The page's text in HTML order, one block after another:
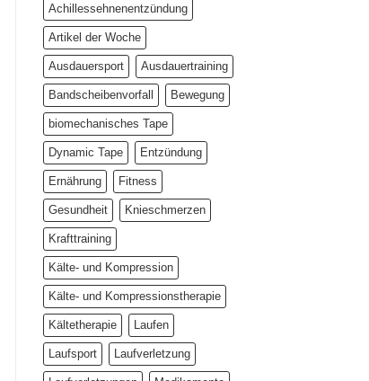
Achillessehnenentzündung
Artikel der Woche
Ausdauersport Ausdauertraining
Bandscheibenvorfall Bewegung
biomechanisches Tape
Dynamic Tape Entzündung
Ernährung Fitness
Gesundheit Knieschmerzen
Krafttraining
Kälte- und Kompression
Kälte- und Kompressionstherapie
Kältetherapie Laufen
Laufsport Laufverletzung